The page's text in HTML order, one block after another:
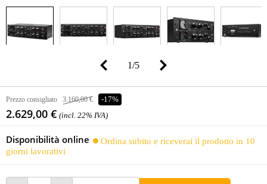
1/5
Prezzo consigliato 3.160,00 € -17%
2.629,00 € (incl. 22% IVA)
Disponibilità online
Ordina subito e riceverai il prodotto in 10
giorni lavorativi